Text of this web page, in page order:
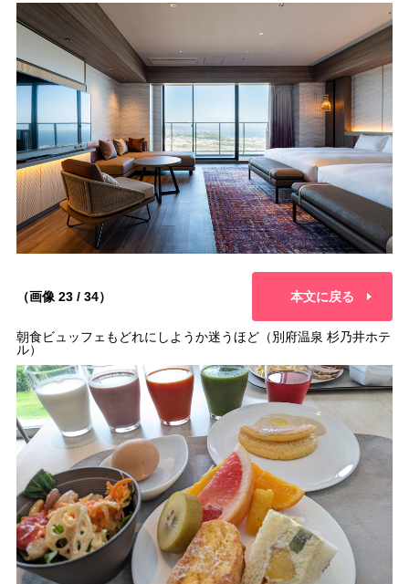
（画像 23 / 34） 本文に戻る
朝食ビュッフェもどれにしようか迷うほど（別府温泉 杉乃井ホテ
ル）